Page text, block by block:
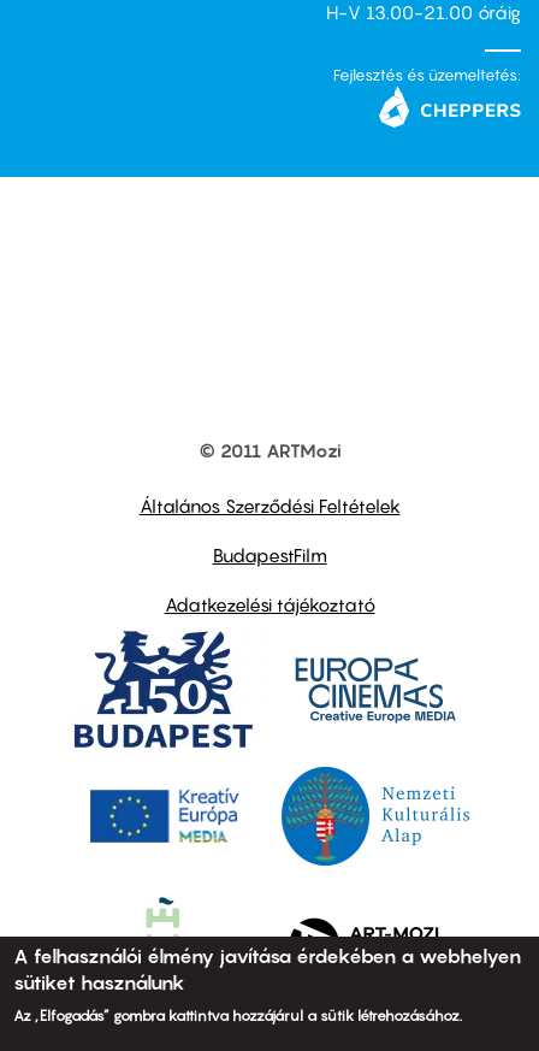
H-V 13.00-21.00 óráig
Fejlesztés és üzemeltetés:
© 2011 ARTMozi
Általános Szerződési Feltételek
BudapestFilm
Adatkezelési tájékoztató
A felhasználói élmény javítása érdekében a webhelyen
sütiket használunk
Az „Elfogadás” gombra kattintva hozzájárul a sütik létrehozásához.